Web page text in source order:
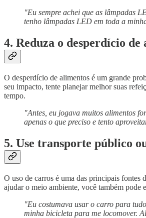
"Eu sempre achei que as lâmpadas
tenho lâmpadas LED em toda a
4. Reduza o desperdício de
O desperdício de alimentos é um grande
seu impacto, tente planejar melhor suas
tempo.
"Antes, eu jogava muitos alimentos
apenas o que preciso e tento
5. Use transporte público
O uso de carros é uma das principais fontes
ajudar o meio ambiente, você também pode
"Eu costumava usar o carro para
minha bicicleta para me locomover.